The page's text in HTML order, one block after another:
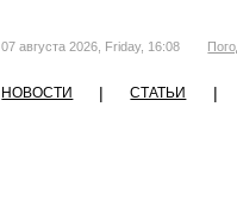
07 августа 2026, Friday, 16:08
НОВОСТИ | СТАТЬИ |